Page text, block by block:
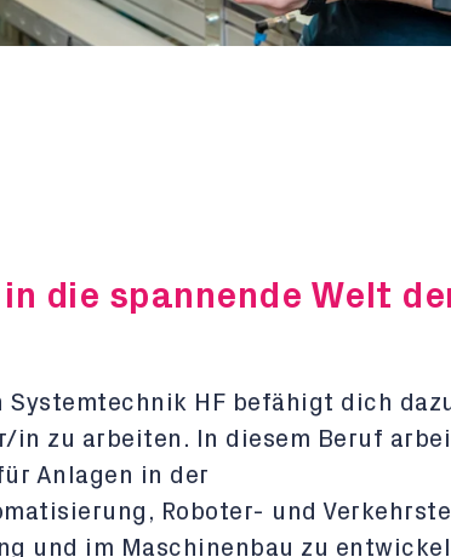
die spannende Welt
Systemtechnik HF befähigt dich
in zu arbeiten. In diesem Beruf
Anlagen in der
Roboter- und
und im Maschinenbau zu